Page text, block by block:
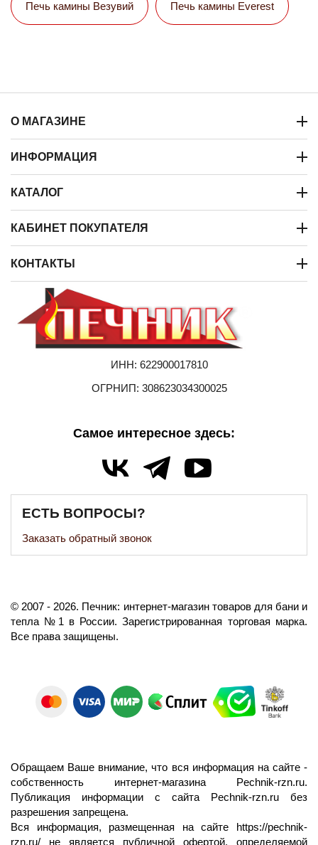
Печь камины Везувий Печь камины Everest
О МАГАЗИНЕ
ИНФОРМАЦИЯ
КАТАЛОГ
КАБИНЕТ ПОКУПАТЕЛЯ
КОНТАКТЫ
ИНН: 622900017810
ОГРНИП: 308623034300025
Самое интересное здесь:
ЕСТЬ ВОПРОСЫ?
Заказать обратный звонок
©️2007 - 2026. Печник: интернет-магазин товаров для бани и
тепла №1 в России. Зарегистрированная торговая марка.
Все права защищены.
Обращаем Ваше внимание, что вся информация на сайте -
собственность интернет-магазина Pechnik-rzn.ru.
Публикация информации с сайта Pechnik-rzn.ru без
разрешения запрещена.
Вся информация, размещенная на сайте https://pechnik-
rzn.ru/ не является публичной офертой, определяемой